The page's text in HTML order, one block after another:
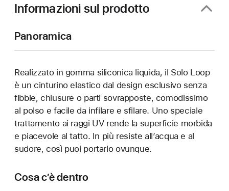
Informazioni sul prodotto
Panoramica
Realizzato in gomma siliconica liquida, il Solo Loop
è un cinturino elastico dal design esclusivo senza
fibbie, chiusure o parti sovrapposte, comodissimo
al polso e facile da infilare e sfilare. Uno speciale
trattamento ai raggi UV rende la superficie morbida
e piacevole al tatto. In più resiste all’acqua e al
sudore, così puoi portarlo ovunque.
Cosa c’è dentro